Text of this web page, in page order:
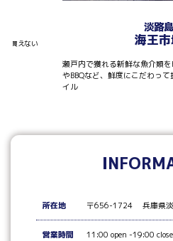
か買えない
淡路島
海王
瀬戸内で獲れる新鮮な魚介類
やBBQなど、鮮度にこだわっ
イル
所在地 〒656-1724 兵庫県淡
営業時間 11:00 open -19:00 close